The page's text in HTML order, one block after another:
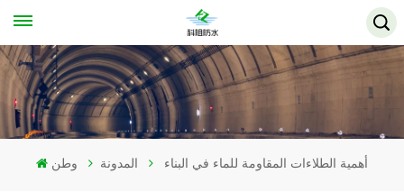
وطن المدونة أهمية الطلاءات المقاومة للماء في البناء